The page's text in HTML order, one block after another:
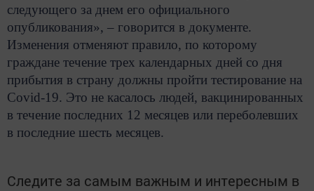
следующего за днем его официального
опубликования», – говорится в документе.
Изменения отменяют правило, по которому
граждане течение трех календарных дней со дня
прибытия в страну должны пройти тестирование на
Covid-19. Это не касалось людей, вакцинированных
в течение последних 12 месяцев или переболевших
в последние шесть месяцев.
Следите за самым важным и интересным в